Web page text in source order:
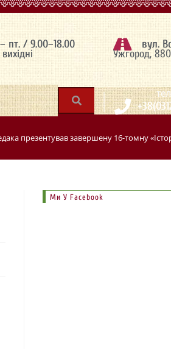
пт. / 9.00–18.00 вул.
Ужгород,
|
презентував завершену 16-томну
Ми У Facebook